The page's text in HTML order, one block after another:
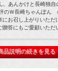
。あんかけと長崎独
のＷ長崎ちゃんぽん
お召し上がりいただ
答にもご愛顧いただ
品説明の続きを見